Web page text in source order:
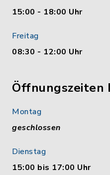
15:00 - 18:00 Uhr
Freitag
08:30 - 12:00 Uhr
Öffnungszeiten
Montag
geschlossen
Dienstag
15:00 bis 17:00 Uhr